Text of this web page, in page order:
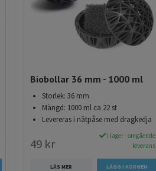
Biobollar 36 mm - 1000 ml
Storlek: 36 mm
Mängd: 1000 ml ca 22 st
Levereras i nätpåse med dragkedja
49 kr
I lager - omgående
leverans
LÄS MER